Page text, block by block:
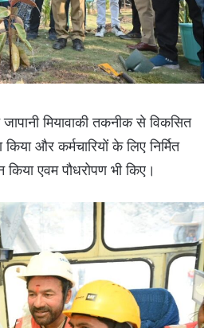
मियावाकी तकनीक से विकसित
किया और कर्मचारियों के लिए निर्मित
एवम पौधरोपण भी किए।